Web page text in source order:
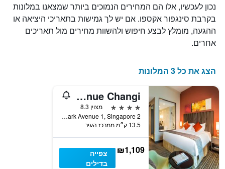
המציגים
את
ימי
השבוע.
התרשים
1
Y
המציג
את
מחיר
הממוצע
של
חדר
נכון לעכשיו, אלו הם המחירים הנמוכים ביותר שמצאנו במלונות
בקרבת סינגפור אקספו. אם יש לך גמישות בתאריכי היציאה או
ההגעה, מומלץ לבצע חיפוש ולהשוות מחירים מול תאריכים
אחרים.
הצג את כל 3 המלונות
Park Avenue Changi
4 כוכבים
מצוין 8.3
2 Changi Business Park Avenue 1, Singapore, סינגפור
13.5 ק״מ ממרכז העיר
₪1,109
צפייה
בדילים